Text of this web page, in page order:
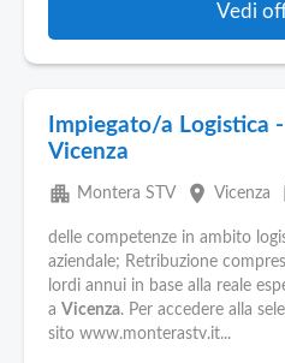
Vedi
Impiegato/a Logistica
Vicenza
apartment Montera STV place Vicenza
delle competenze in ambito
aziendale; Retribuzione
lordi annui in base alla reale
a Vicenza. Per accedere alla
sito www.monterastv.it...